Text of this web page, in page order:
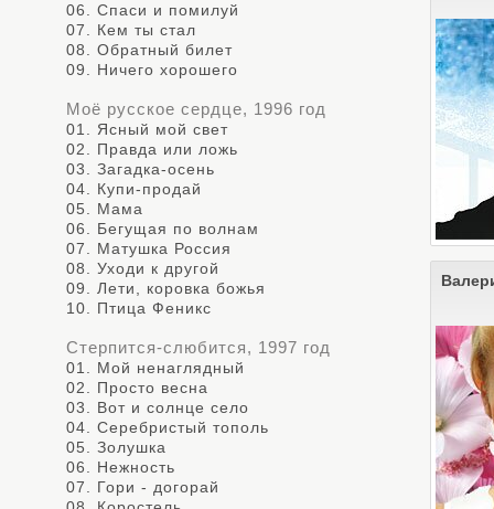
06. Спаси и помилуй
07. Кем ты стал
08. Обратный билет
09. Ничего хорошего
Моё русское сердце, 1996 год
01. Ясный мой свет
02. Правда или ложь
03. Загадка-осень
04. Купи-продай
05. Мама
06. Бегущая по волнам
07. Матушка Россия
08. Уходи к другой
09. Лети, коровка божья
10. Птица Феникс
Стерпится-слюбится, 1997 год
01. Мой ненаглядный
02. Просто весна
03. Вот и солнце село
04. Серебристый тополь
05. Золушка
06. Нежность
07. Гори - догорай